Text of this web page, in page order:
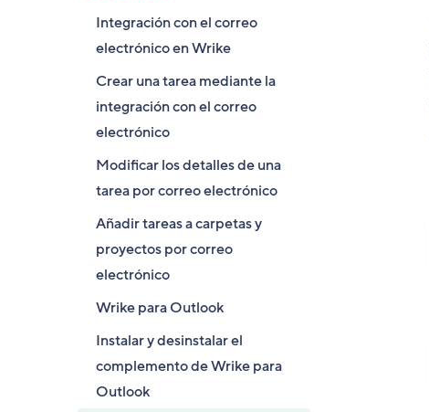
Integración con el correo
electrónico en Wrike
Crear una tarea mediante la
integración con el correo
electrónico
Modificar los detalles de una
tarea por correo electrónico
Añadir tareas a carpetas y
proyectos por correo
electrónico
Wrike para Outlook
Instalar y desinstalar el
complemento de Wrike para
Outlook